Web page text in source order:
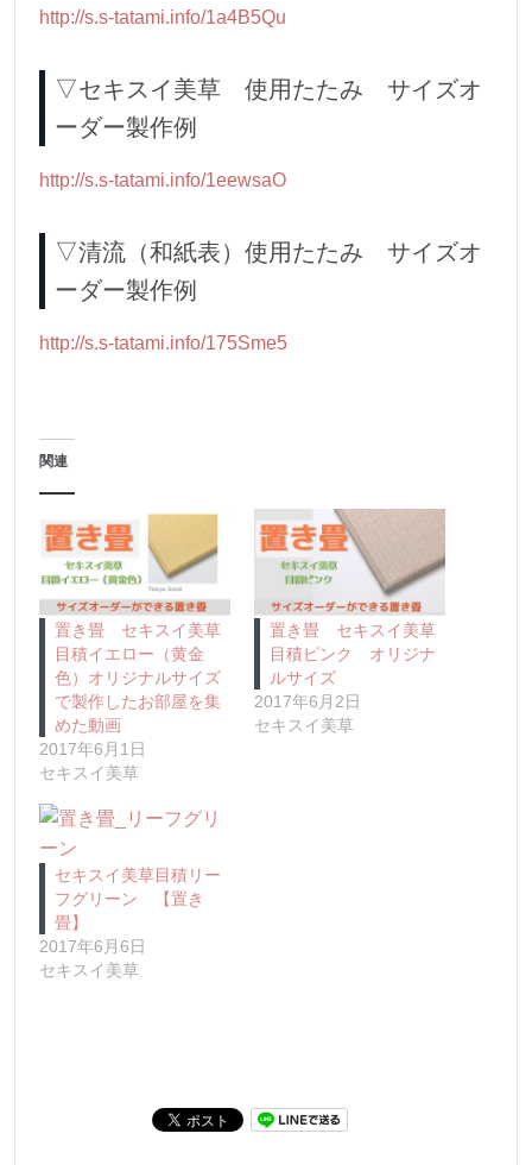
http://s.s-tatami.info/1a4B5Qu
▽セキスイ美草 使用たたみ サイズオ
ーダー製作例
http://s.s-tatami.info/1eewsaO
▽清流（和紙表）使用たたみ サイズオ
ーダー製作例
http://s.s-tatami.info/175Sme5
関連
置き畳 セキスイ美草
目積イエロー（黄金
色）オリジナルサイズ
で製作したお部屋を集
めた動画
2017年6月1日
セキスイ美草
置き畳 セキスイ美草
目積ピンク オリジナ
ルサイズ
2017年6月2日
セキスイ美草
セキスイ美草目積リー
フグリーン 【置き
畳】
2017年6月6日
セキスイ美草